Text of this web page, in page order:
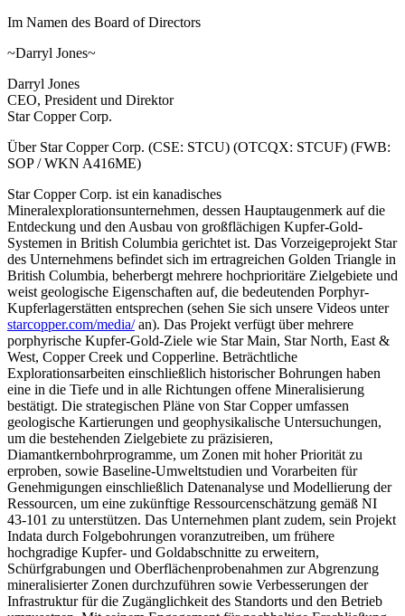
Im Namen des Board of Directors
~Darryl Jones~
Darryl Jones
CEO, President und Direktor
Star Copper Corp.
Über Star Copper Corp. (CSE: STCU) (OTCQX: STCUF) (FWB:
SOP / WKN A416ME)
Star Copper Corp. ist ein kanadisches
Mineralexplorationsunternehmen, dessen Hauptaugenmerk auf die
Entdeckung und den Ausbau von großflächigen Kupfer-Gold-
Systemen in British Columbia gerichtet ist. Das Vorzeigeprojekt Star
des Unternehmens befindet sich im ertragreichen Golden Triangle in
British Columbia, beherbergt mehrere hochprioritäre Zielgebiete und
weist geologische Eigenschaften auf, die bedeutenden Porphyr-
Kupferlagerstätten entsprechen (sehen Sie sich unsere Videos unter
starcopper.com/media/an). Das Projekt verfügt über mehrere
porphyrische Kupfer-Gold-Ziele wie Star Main, Star North, East &
West, Copper Creek und Copperline. Beträchtliche
Explorationsarbeiten einschließlich historischer Bohrungen haben
eine in die Tiefe und in alle Richtungen offene Mineralisierung
bestätigt. Die strategischen Pläne von Star Copper umfassen
geologische Kartierungen und geophysikalische Untersuchungen,
um die bestehenden Zielgebiete zu präzisieren,
Diamantkernbohrprogramme, um Zonen mit hoher Priorität zu
erproben, sowie Baseline-Umweltstudien und Vorarbeiten für
Genehmigungen einschließlich Datenanalyse und Modellierung der
Ressourcen, um eine zukünftige Ressourcenschätzung gemäß NI
43-101 zu unterstützen. Das Unternehmen plant zudem, sein Projekt
Indata durch Folgebohrungen voranzutreiben, um frühere
hochgradige Kupfer- und Goldabschnitte zu erweitern,
Schürfgrabungen und Oberflächenprobenahmen zur Abgrenzung
mineralisierter Zonen durchzuführen sowie Verbesserungen der
Infrastruktur für die Zugänglichkeit des Standorts und den Betrieb